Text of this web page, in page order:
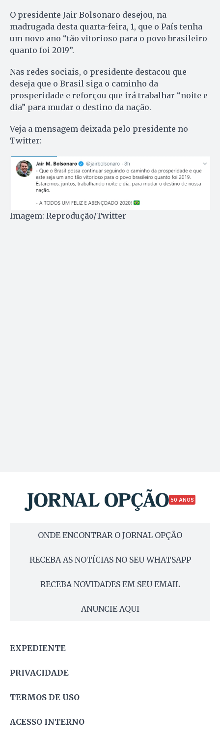
O presidente Jair Bolsonaro desejou, na
madrugada desta quarta-feira, 1, que o País tenha
um novo ano “tão vitorioso para o povo brasileiro
quanto foi 2019”.
Nas redes sociais, o presidente destacou que
deseja que o Brasil siga o caminho da
prosperidade e reforçou que irá trabalhar “noite e
dia” para mudar o destino da nação.
Veja a mensagem deixada pelo presidente no
Twitter:
Imagem: Reprodução/Twitter
50 ANOS
ONDE ENCONTRAR O JORNAL OPÇÃO
RECEBA AS NOTÍCIAS NO SEU WHATSAPP
RECEBA NOVIDADES EM SEU EMAIL
ANUNCIE AQUI
EXPEDIENTE
PRIVACIDADE
TERMOS DE USO
ACESSO INTERNO